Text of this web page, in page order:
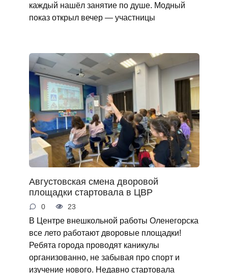
каждый нашёл занятие по душе. Модный
показ открыл вечер — участницы
Августовская смена дворовой
площадки стартовала в ЦВР
0 23
В Центре внешкольной работы Оленегорска
все лето работают дворовые площадки!
Ребята города проводят каникулы
организованно, не забывая про спорт и
изучение нового. Недавно стартовала